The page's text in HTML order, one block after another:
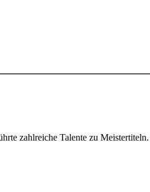
zahlreiche Talente zu